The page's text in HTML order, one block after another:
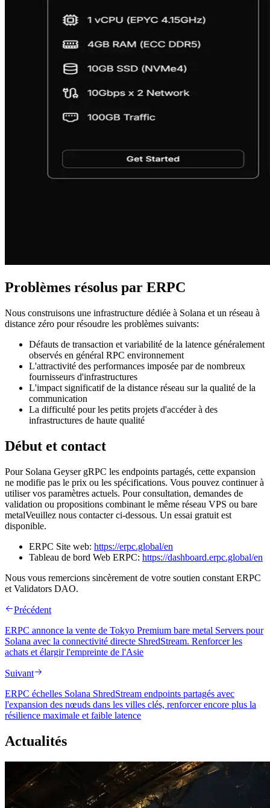
Problèmes résolus par ERPC
Nous construisons une infrastructure dédiée à Solana et un réseau à
distance zéro pour résoudre les problèmes suivants:
Défauts de transaction et variabilité de la latence généralement
observés en général RPC environnement
L'attractivité des performances imposée par de nombreux
fournisseurs d'infrastructures
L'impact significatif de la distance réseau sur la qualité de la
communication
La difficulté pour les petits projets d'accéder à des
infrastructures de haute qualité
Début et contact
Pour Solana Geyser gRPC les endpoints partagés, cette expansion
ne modifie pas le prix ou les spécifications. Vous pouvez continuer à
utiliser vos paramètres actuels. Pour consultation, demandes de
validation ou propositions combinant le même réseau VPS ou bare
metalVeuillez nous contacter ci-dessous. Un essai gratuit est
disponible.
ERPC Site web: https://erpc.global/en
Tableau de bord Web ERPC: https://dashboard.erpc.global/en
Nous vous remercions sincèrement de votre soutien constant ERPC
et Validators DAO.
Précédent
ERPC annonce la vente de Tokyo Premium bare metal Servers pour
Solana avec la connectivité directe ShredStream. Renforcer les
achats et élargir l'empreinte de l'Asie
Suivant
ERPC échelles Solana ShredStream endpoints partagés avec
l'expansion des nœuds dans les villes clés, renforcer encore plus la
résilience maximale et faible latence
Actualités